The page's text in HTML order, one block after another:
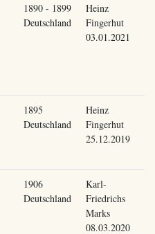
1890 - 1899
Deutschland
Heinz
Fingerhut
03.01.2021
1895
Deutschland
Heinz
Fingerhut
25.12.2019
1906
Deutschland
Karl-
Friedrichs
Marks
08.03.2020